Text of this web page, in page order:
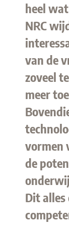
heel
NRC
van de
zoveel
meer
vormen
de
Dit alles